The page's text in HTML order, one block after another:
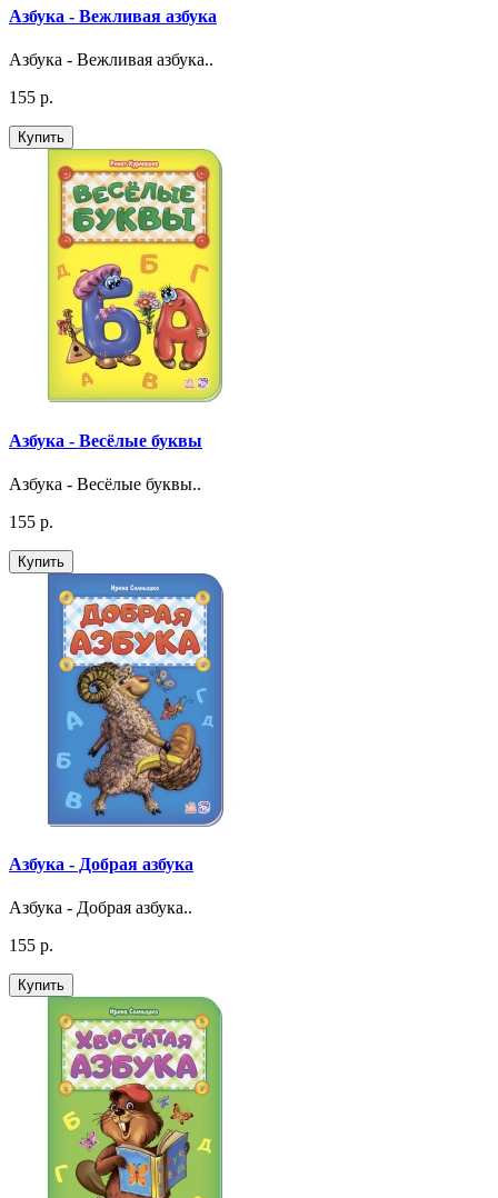
Азбука - Вежливая азбука
Азбука - Вежливая азбука..
155 р.
Купить
Азбука - Весёлые буквы
Азбука - Весёлые буквы..
155 р.
Купить
Азбука - Добрая азбука
Азбука - Добрая азбука..
155 р.
Купить